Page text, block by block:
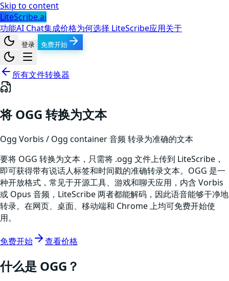
Skip to content
LiteScribe.ai
功能AI Chat集成价格为何选择 LiteScribe应用关于
登录 免费开始
所有文件转换器
将 OGG 转换为文本
Ogg Vorbis / Ogg container音频 转录为准确的文本
要将 OGG 转换为文本，只需将 .ogg 文件上传到 LiteScribe，
即可获得带有说话人标签和时间戳的准确转录文本。OGG 是一
种开放格式，常见于开源工具、游戏和聊天应用，内含 Vorbis
或 Opus 音频，LiteScribe 两者都能解码，因此语音能够干净地
转录。在网页、桌面、移动端和 Chrome 上均可免费开始使
用。
免费开始 查看价格
什么是 OGG ？